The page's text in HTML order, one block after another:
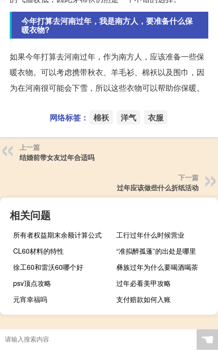
今年打算去河南过年，我是南方人，要准备什么保
暖衣物?
如果今年打算去河南过年，作为南方人，应该准备一些保
暖衣物。可以考虑携带秋衣、羊毛衫、棉袄以及围巾，因
为在河南很可能会下雪，所以这些衣物可以帮助你保暖。
网络标签： 棉袄 洋气 衣服
上一篇
结婚前带女友过年合适吗
下一篇
过年应该做些什么折纸活动
相关问题
所有者权益期末余额计算公式
工行过年什么时候营业
CL60材料的特性
“准拟醉孤蓬”的出处是哪里
徐工60和雷沃60哪个好
彝族过年为什么要喝酒喝茶
psv顶点攻略
过年必看美甲攻略
元宵幸福吗
支付赔款如何入账
☚